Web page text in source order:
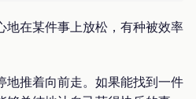
地在某件事上放松，有种被效率
地推着向前走。如果能找到一件